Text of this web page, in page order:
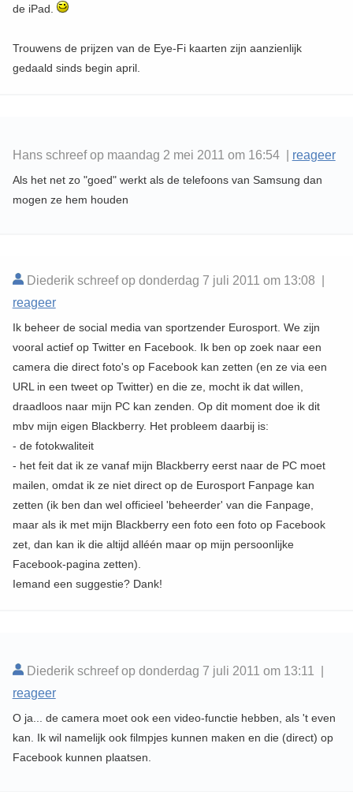
de iPad.
Trouwens de prijzen van de Eye-Fi kaarten zijn aanzienlijk
gedaald sinds begin april.
Hans schreef op maandag 2 mei 2011 om 16:54 | reageer
Als het net zo "goed" werkt als de telefoons van Samsung dan
mogen ze hem houden
Diederik schreef op donderdag 7 juli 2011 om 13:08 |
reageer
Ik beheer de social media van sportzender Eurosport. We zijn
vooral actief op Twitter en Facebook. Ik ben op zoek naar een
camera die direct foto's op Facebook kan zetten (en ze via een
URL in een tweet op Twitter) en die ze, mocht ik dat willen,
draadloos naar mijn PC kan zenden. Op dit moment doe ik dit
mbv mijn eigen Blackberry. Het probleem daarbij is:
- de fotokwaliteit
- het feit dat ik ze vanaf mijn Blackberry eerst naar de PC moet
mailen, omdat ik ze niet direct op de Eurosport Fanpage kan
zetten (ik ben dan wel officieel 'beheerder' van die Fanpage,
maar als ik met mijn Blackberry een foto een foto op Facebook
zet, dan kan ik die altijd alléén maar op mijn persoonlijke
Facebook-pagina zetten).
Iemand een suggestie? Dank!
Diederik schreef op donderdag 7 juli 2011 om 13:11 |
reageer
O ja... de camera moet ook een video-functie hebben, als 't even
kan. Ik wil namelijk ook filmpjes kunnen maken en die (direct) op
Facebook kunnen plaatsen.